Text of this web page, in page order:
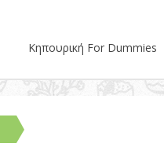
Κηπουρική For Dummies